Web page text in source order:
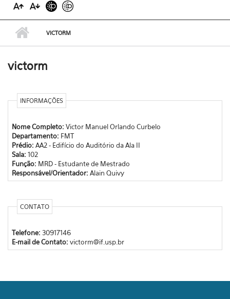
VICTORM
victorm
INFORMAÇÕES
Nome Completo: Victor Manuel Orlando Curbelo
Departamento: FMT
Prédio: AA2 - Edifício do Auditório da Ala II
Sala: 102
Função: MRD - Estudante de Mestrado
Responsável/Orientador: Alain Quivy
CONTATO
Telefone: 30917146
E-mail de Contato: victorm@if.usp.br